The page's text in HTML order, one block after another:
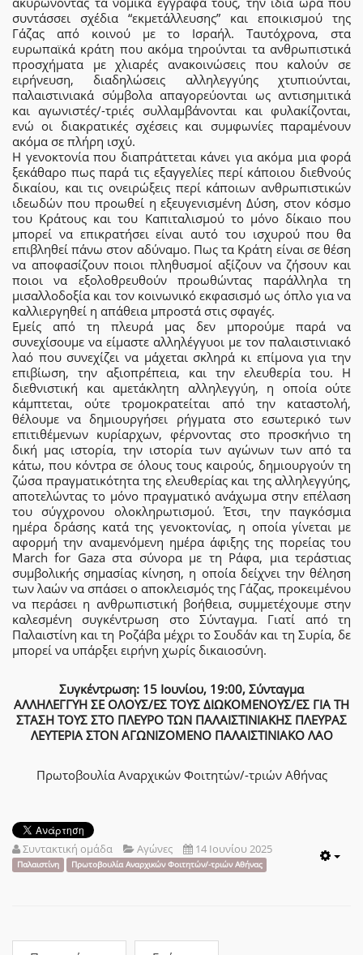
συντάσσει σχέδια “εκμετάλλευσης” και εποικισμού της
Γάζας από κοινού με το Ισραήλ. Ταυτόχρονα, στα
ευρωπαϊκά κράτη που ακόμα τηρούνται τα ανθρωπιστικά
προσχήματα με χλιαρές ανακοινώσεις που καλούν σε
ειρήνευση, διαδηλώσεις αλληλεγγύης χτυπιούνται,
παλαιστινιακά σύμβολα απαγορεύονται ως αντισημιτικά
και αγωνιστές/-τριές συλλαμβάνονται και φυλακίζονται,
ενώ οι διακρατικές σχέσεις και συμφωνίες παραμένουν
ακόμα σε πλήρη ισχύ.
Η γενοκτονία που διαπράττεται κάνει για ακόμα μια φορά
ξεκάθαρο πως παρά τις εξαγγελίες περί κάποιου διεθνούς
δικαίου, και τις ονειρώξεις περί κάποιων ανθρωπιστικών
ιδεωδών που προωθεί η εξευγενισμένη Δύση, στον κόσμο
του Κράτους και του Καπιταλισμού το μόνο δίκαιο που
μπορεί να επικρατήσει είναι αυτό του ισχυρού που θα
επιβληθεί πάνω στον αδύναμο. Πως τα Κράτη είναι σε θέση
να αποφασίζουν ποιοι πληθυσμοί αξίζουν να ζήσουν και
ποιοι να εξολοθρευθούν προωθώντας παράλληλα τη
μισαλλοδοξία και τον κοινωνικό εκφασισμό ως όπλο για να
καλλιεργηθεί η απάθεια μπροστά στις σφαγές.
Εμείς από τη πλευρά μας δεν μπορούμε παρά να
συνεχίσουμε να είμαστε αλληλέγγυοι με τον παλαιστινιακό
λαό που συνεχίζει να μάχεται σκληρά κι επίμονα για την
επιβίωση, την αξιοπρέπεια, και την ελευθερία του. Η
διεθνιστική και αμετάκλητη αλληλεγγύη, η οποία ούτε
κάμπτεται, ούτε τρομοκρατείται από την καταστολή,
θέλουμε να δημιουργήσει ρήγματα στο εσωτερικό των
επιτιθέμενων κυρίαρχων, φέρνοντας στο προσκήνιο τη
δική μας ιστορία, την ιστορία των αγώνων των από τα
κάτω, που κόντρα σε όλους τους καιρούς, δημιουργούν τη
ζώσα πραγματικότητα της ελευθερίας και της αλληλεγγύης,
αποτελώντας το μόνο πραγματικό ανάχωμα στην επέλαση
του σύγχρονου ολοκληρωτισμού. Έτσι, την παγκόσμια
ημέρα δράσης κατά της γενοκτονίας, η οποία γίνεται με
αφορμή την αναμενόμενη ημέρα άφιξης της πορείας του
March for Gaza στα σύνορα με τη Ράφα, μια τεράστιας
συμβολικής σημασίας κίνηση, η οποία δείχνει την θέληση
των λαών να σπάσει ο αποκλεισμός της Γάζας, προκειμένου
να περάσει η ανθρωπιστική βοήθεια, συμμετέχουμε στην
καλεσμένη συγκέντρωση στο Σύνταγμα. Γιατί από τη
Παλαιστίνη και τη Ροζάβα μέχρι το Σουδάν και τη Συρία, δε
μπορεί να υπάρξει ειρήνη χωρίς δικαιοσύνη.
Συγκέντρωση: 15 Ιουνίου, 19:00, Σύνταγμα
ΑΛΛΗΛΕΓΓΥΗ ΣΕ ΟΛΟΥΣ/ΕΣ ΤΟΥΣ ΔΙΩΚΟΜΕΝΟΥΣ/ΕΣ ΓΙΑ ΤΗ
ΣΤΑΣΗ ΤΟΥΣ ΣΤΟ ΠΛΕΥΡΟ ΤΩΝ ΠΑΛΑΙΣΤΙΝΙΑΚΗΣ ΠΛΕΥΡΑΣ
ΛΕΥΤΕΡΙΑ ΣΤΟΝ ΑΓΩΝΙΖΟΜΕΝΟ ΠΑΛΑΙΣΤΙΝΙΑΚΟ ΛΑΟ
Πρωτοβουλία Αναρχικών Φοιτητών/-τριών Αθήνας
Συντακτική ομάδα Αγώνες 14 Ιουνίου 2025
Παλαιστίνη Πρωτοβουλία Αναρχικών Φοιτητών/-τριών Αθήνας